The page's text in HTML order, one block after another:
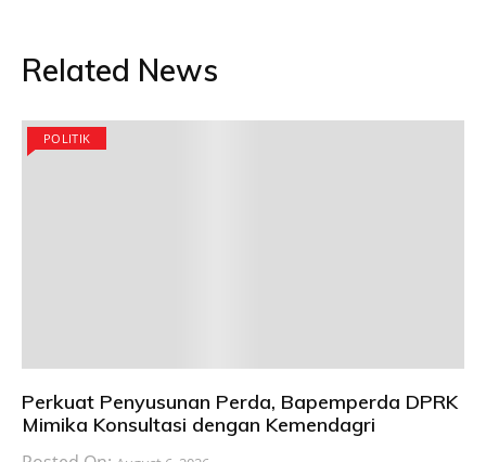
Related News
POLITIK
Perkuat Penyusunan Perda, Bapemperda DPRK
Mimika Konsultasi dengan Kemendagri